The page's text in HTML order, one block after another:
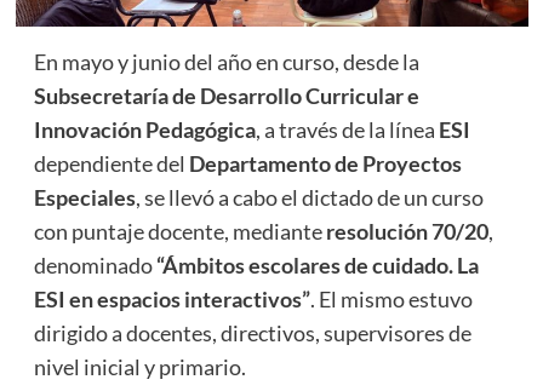
En mayo y junio del año en curso, desde la
Subsecretaría de Desarrollo Curricular e
Innovación Pedagógica, a través de la línea ESI
dependiente del Departamento de Proyectos
Especiales, se llevó a cabo el dictado de un curso
con puntaje docente, medianteresolución 70/20,
denominado“Ámbitos escolares de cuidado. La
ESI en espacios interactivos”. El mismo estuvo
dirigido a docentes, directivos, supervisores de
nivel inicial y primario.